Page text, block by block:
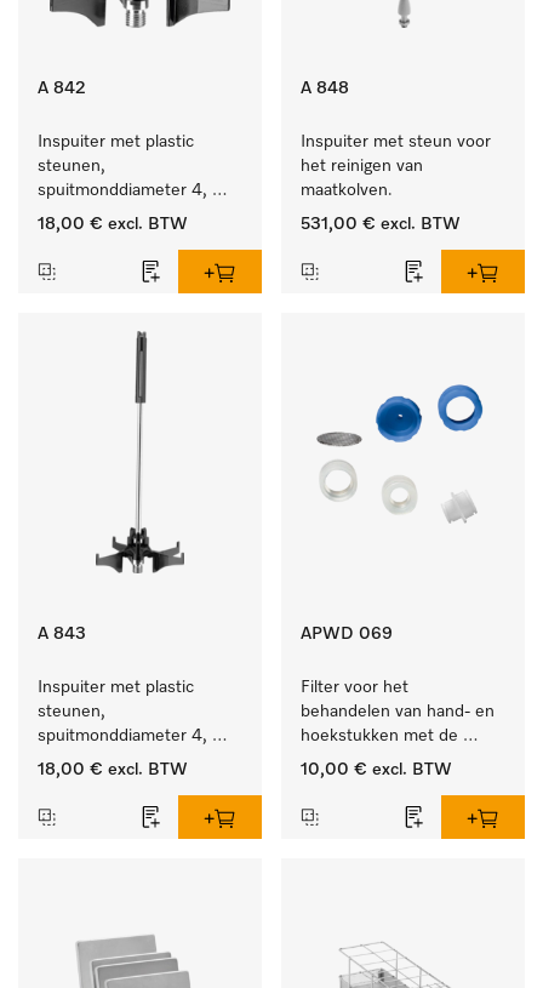
A 842
Inspuiter met plastic
steunen,
spuitmonddiameter 4,
lengte 90 mm, 1 stuk
18,00 € excl. BTW
A 848
Inspuiter met steun voor
het reinigen van
maatkolven.
531,00 € excl. BTW
A 843
Inspuiter met plastic
steunen,
spuitmonddiameter 4,
lengte 185 mm, 1 stuk
18,00 € excl. BTW
APWD 069
Filter voor het
behandelen van hand- en
hoekstukken met de
houder APWD 068
10,00 € excl. BTW